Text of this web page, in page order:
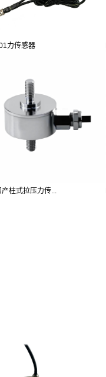
力传感器
产柱式拉压力传...